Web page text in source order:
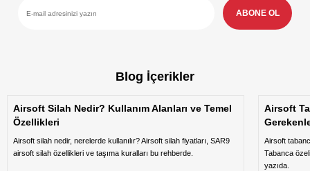
ABONE OL
Blog İçerikler
Airsoft Silah Nedir? Kullanım Alanları ve Temel
Özellikleri
Airsoft silah nedir, nerelerde kullanılır? Airsoft silah fiyatları, SAR9
airsoft silah özellikleri ve taşıma kuralları bu rehberde.
Airsoft
Airsoft
Tabanca
yazıda.